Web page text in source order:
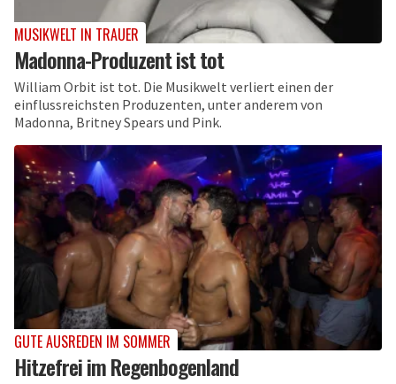
MUSIKWELT IN TRAUER
Madonna-Produzent ist tot
William Orbit ist tot. Die Musikwelt verliert einen der
einflussreichsten Produzenten, unter anderem von
Madonna, Britney Spears und Pink.
GUTE AUSREDEN IM SOMMER
Hitzefrei im Regenbogenland